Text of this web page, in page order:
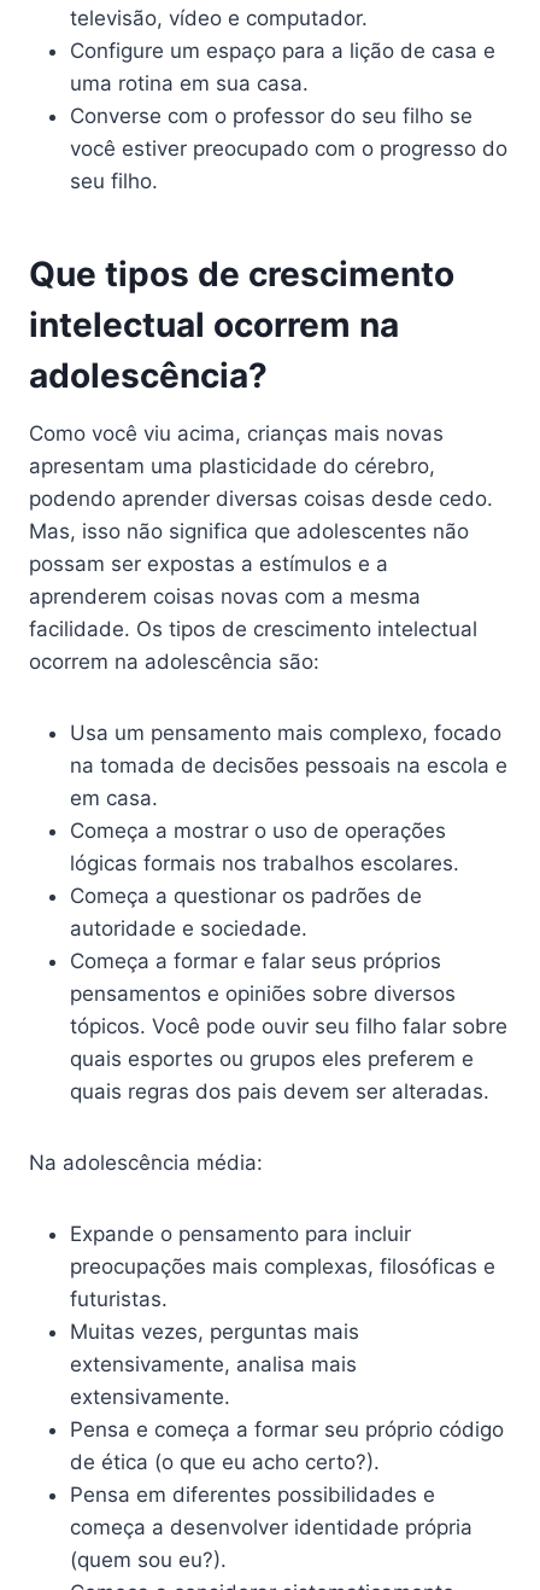
televisão, vídeo e computador.
Configure um espaço para a lição de casa e
uma rotina em sua casa.
Converse com o professor do seu filho se
você estiver preocupado com o progresso do
seu filho.
Que tipos de crescimento
intelectual ocorrem na
adolescência?
Como você viu acima, crianças mais novas
apresentam uma plasticidade do cérebro,
podendo aprender diversas coisas desde cedo.
Mas, isso não significa que adolescentes não
possam ser expostas a estímulos e a
aprenderem coisas novas com a mesma
facilidade. Os tipos de crescimento intelectual
ocorrem na adolescência são:
Usa um pensamento mais complexo, focado
na tomada de decisões pessoais na escola e
em casa.
Começa a mostrar o uso de operações
lógicas formais nos trabalhos escolares.
Começa a questionar os padrões de
autoridade e sociedade.
Começa a formar e falar seus próprios
pensamentos e opiniões sobre diversos
tópicos. Você pode ouvir seu filho falar sobre
quais esportes ou grupos eles preferem e
quais regras dos pais devem ser alteradas.
Na adolescência média:
Expande o pensamento para incluir
preocupações mais complexas, filosóficas e
futuristas.
Muitas vezes, perguntas mais
extensivamente, analisa mais
extensivamente.
Pensa e começa a formar seu próprio código
de ética (o que eu acho certo?).
Pensa em diferentes possibilidades e
começa a desenvolver identidade própria
(quem sou eu?).